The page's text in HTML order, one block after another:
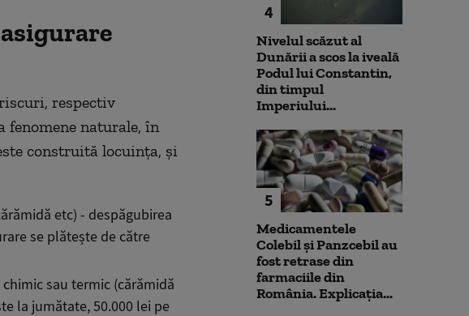
respectiv
fenomene naturale, în
construită locuința, și
etc) - despăgubirea
se plătește de către
sau termic (cărămidă
la jumătate, 50.000 lei pe
4
Nivelul scăzut al
Dunării a scos la iveală
Podul lui Constantin,
din timpul
Imperiului...
5
Medicamentele
Colebil și Panzcebil au
fost retrase din
farmaciile din
România. Explicația...